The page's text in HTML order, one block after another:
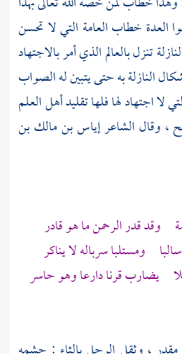
العدة خطاب العامة التي لا تحسن
تنزل بالعالم الذي أمر بالاجتهاد
النازلة به حتى يتبين له الصواب
لا اجتهاد لها فلها تقليد أهل العلم
، وقال الشاعرإياس بن مالك بن
وقد قدر الرحمن ما هو قادر
ومستلبا سرباله لا يناكر
يضارب قرنا دارعا وهو حاسر